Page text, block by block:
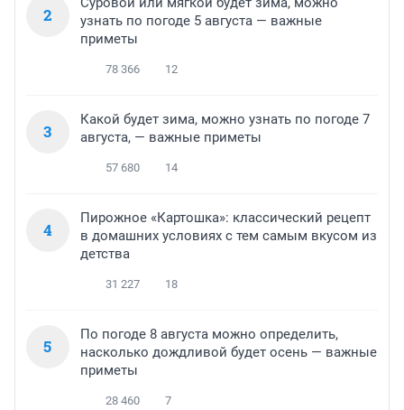
2
узнать по погоде 5 августа — важные
приметы
78 366 12
3
Какой будет зима, можно узнать по погоде 7
августа, — важные приметы
57 680 14
4
Пирожное «Картошка»: классический рецепт
в домашних условиях с тем самым вкусом из
детства
31 227 18
5
По погоде 8 августа можно определить,
насколько дождливой будет осень — важные
приметы
28 460 7